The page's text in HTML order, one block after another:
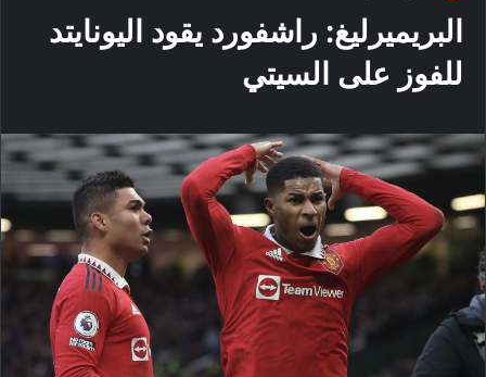
البريميرليغ: راشفورد يقود اليونايتد
للفوز على السيتي